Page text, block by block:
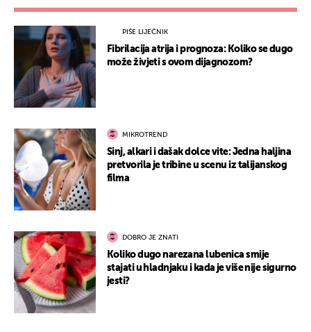
PIŠE LIJEČNIK
Fibrilacija atrija i prognoza: Koliko se dugo
može živjeti s ovom dijagnozom?
MIKROTREND
Sinj, alkari i dašak dolce vite: Jedna haljina
pretvorila je tribine u scenu iz talijanskog
filma
DOBRO JE ZNATI
Koliko dugo narezana lubenica smije
stajati u hladnjaku i kada je više nije sigurno
jesti?